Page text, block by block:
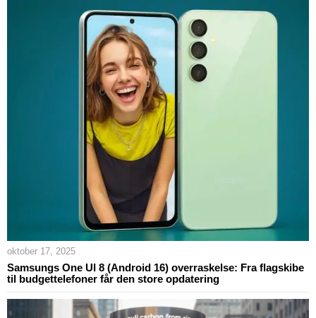
oktober 17, 2025
Samsungs One UI 8 (Android 16) overraskelse: Fra flagskibe
til budgettelefoner får den store opdatering